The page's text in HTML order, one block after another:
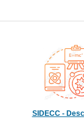
SIDECC -